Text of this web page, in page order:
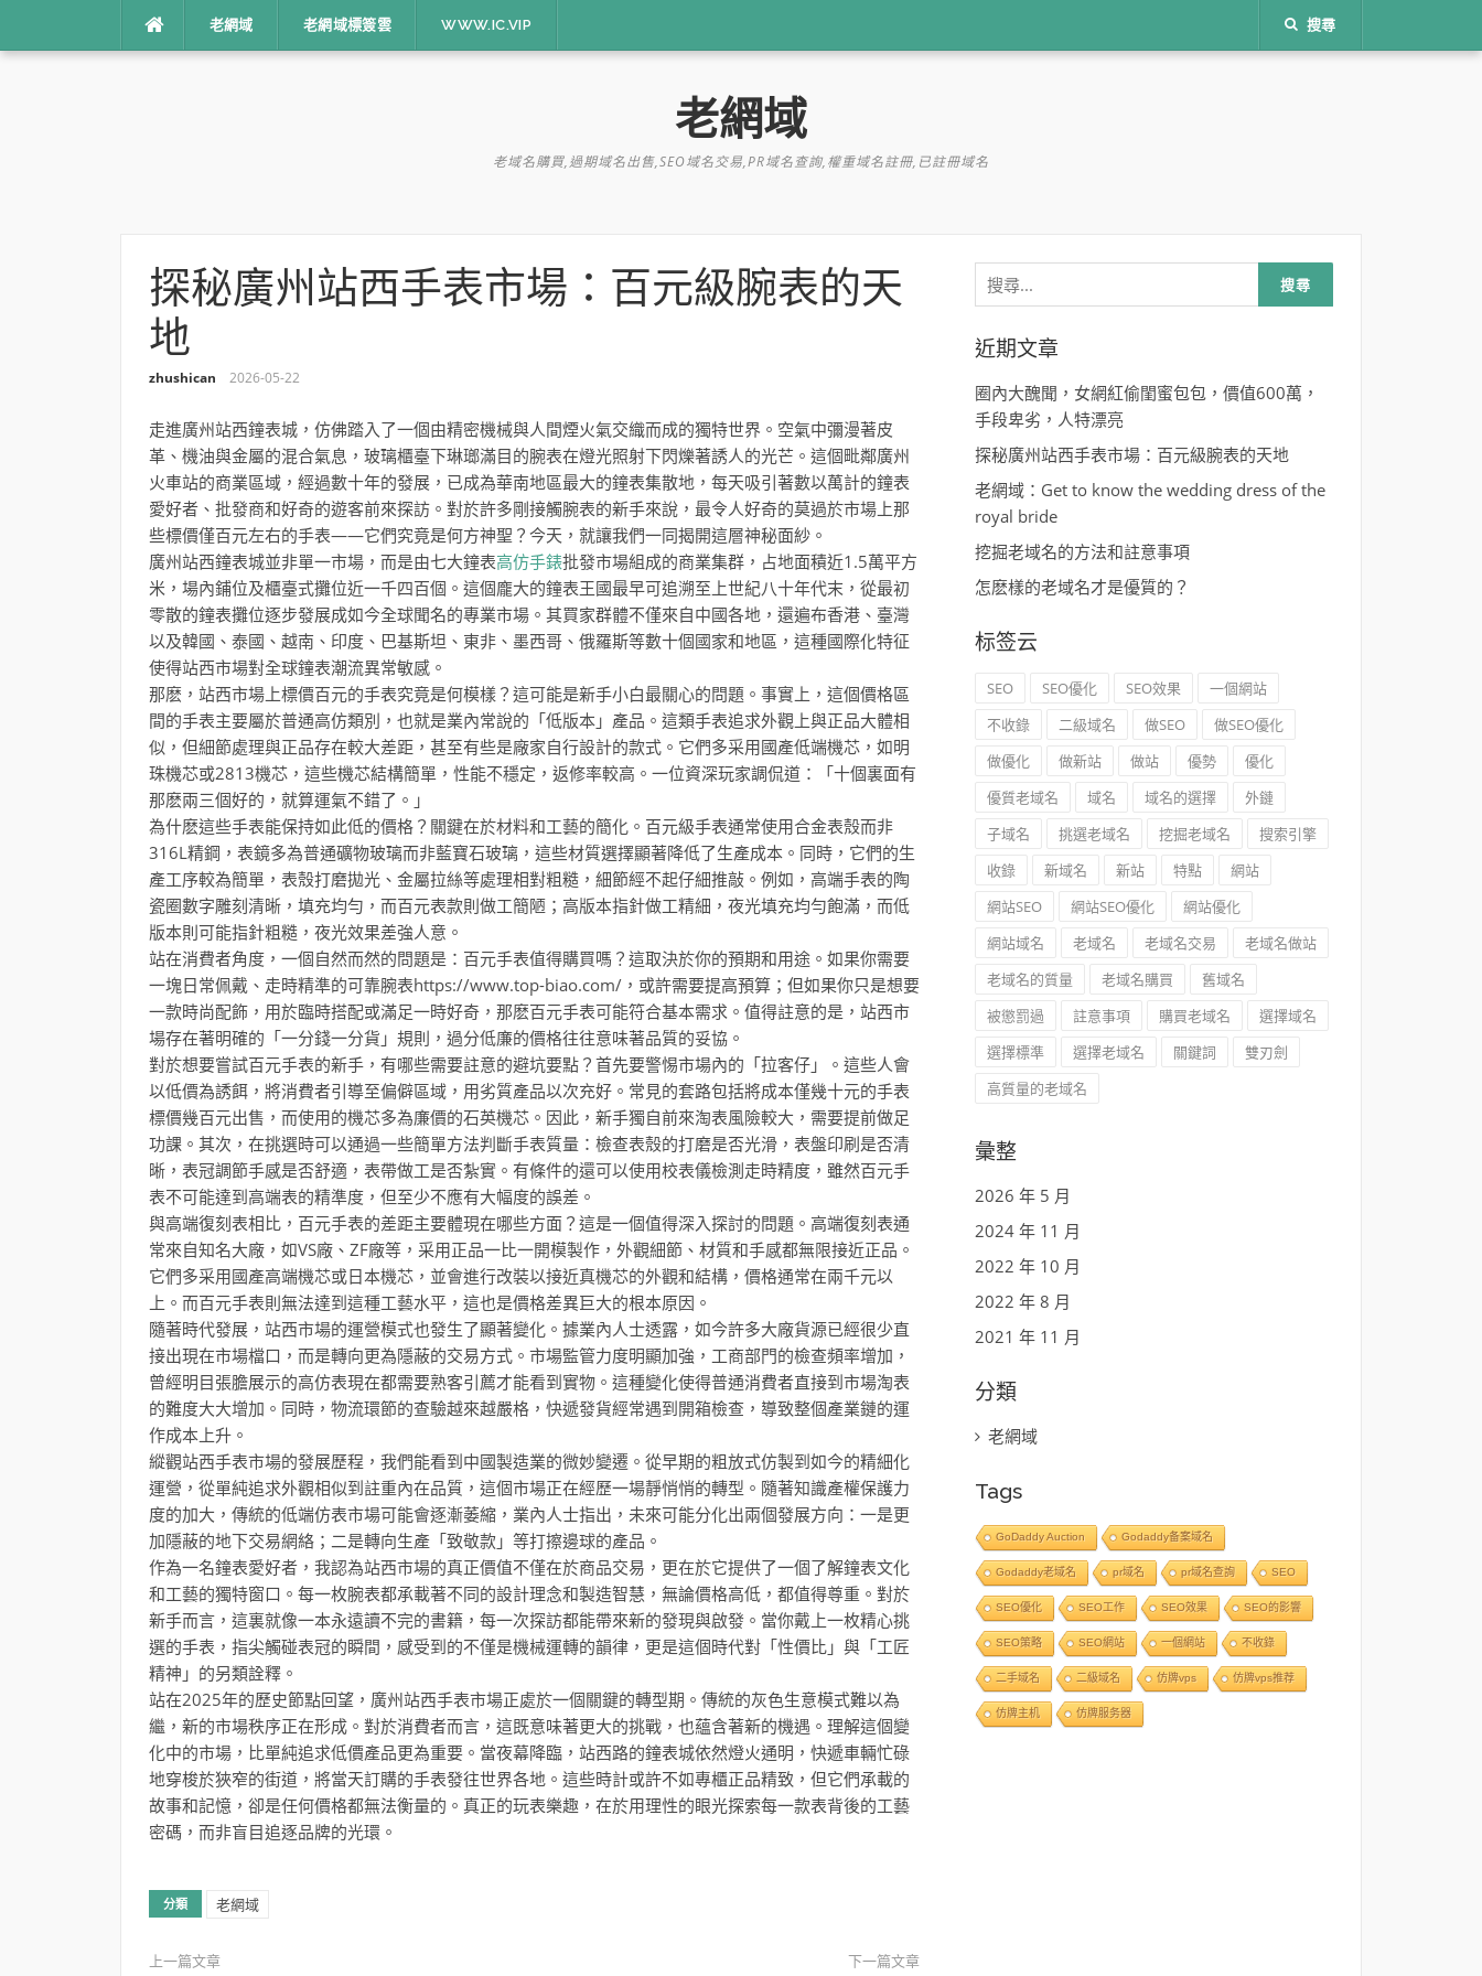
老網域 老網域標簽雲 WWW.IC.VIP 搜尋
老網域
老域名購買,過期域名出售,SEO域名交易,PR域名查詢,權重域名註冊,已註冊域名
探秘廣州站西手表市場：百元級腕表的天
地
zhushican 2026-05-22
走進廣州站西鐘表城，仿佛踏入了一個由精密機械與人間煙火氣交織而成的獨特世界。空氣中彌漫著皮
革、機油與金屬的混合氣息，玻璃櫃臺下琳瑯滿目的腕表在燈光照射下閃爍著誘人的光芒。這個毗鄰廣州
火車站的商業區域，經過數十年的發展，已成為華南地區最大的鐘表集散地，每天吸引著數以萬計的鐘表
愛好者、批發商和好奇的遊客前來探訪。對於許多剛接觸腕表的新手來說，最令人好奇的莫過於市場上那
些標價僅百元左右的手表——它們究竟是何方神聖？今天，就讓我們一同揭開這層神秘面紗。
廣州站西鐘表城並非單一市場，而是由七大鐘表高仿手錶批發市場組成的商業集群，占地面積近1.5萬平方
米，場內鋪位及櫃臺式攤位近一千四百個。這個龐大的鐘表王國最早可追溯至上世紀八十年代末，從最初
零散的鐘表攤位逐步發展成如今全球聞名的專業市場。其買家群體不僅來自中國各地，還遍布香港、臺灣
以及韓國、泰國、越南、印度、巴基斯坦、東非、墨西哥、俄羅斯等數十個國家和地區，這種國際化特征
使得站西市場對全球鐘表潮流異常敏感。
那麽，站西市場上標價百元的手表究竟是何模樣？這可能是新手小白最關心的問題。事實上，這個價格區
間的手表主要屬於普通高仿類別，也就是業內常說的「低版本」產品。這類手表追求外觀上與正品大體相
似，但細節處理與正品存在較大差距，甚至有些是廠家自行設計的款式。它們多采用國產低端機芯，如明
珠機芯或2813機芯，這些機芯結構簡單，性能不穩定，返修率較高。一位資深玩家調侃道：「十個裏面有
那麽兩三個好的，就算運氣不錯了。」
為什麽這些手表能保持如此低的價格？關鍵在於材料和工藝的簡化。百元級手表通常使用合金表殼而非
316L精鋼，表鏡多為普通礦物玻璃而非藍寶石玻璃，這些材質選擇顯著降低了生產成本。同時，它們的生
產工序較為簡單，表殼打磨拋光、金屬拉絲等處理相對粗糙，細節經不起仔細推敲。例如，高端手表的陶
瓷圈數字雕刻清晰，填充均勻，而百元表款則做工簡陋；高版本指針做工精細，夜光填充均勻飽滿，而低
版本則可能指針粗糙，夜光效果差強人意。
站在消費者角度，一個自然而然的問題是：百元手表值得購買嗎？這取決於你的預期和用途。如果你需要
一塊日常佩戴、走時精準的可靠腕表https://www.top-biao.com/，或許需要提高預算；但如果你只是想要
一款時尚配飾，用於臨時搭配或滿足一時好奇，那麽百元手表可能符合基本需求。值得註意的是，站西市
場存在著明確的「一分錢一分貨」規則，過分低廉的價格往往意味著品質的妥協。
對於想要嘗試百元手表的新手，有哪些需要註意的避坑要點？首先要警惕市場內的「拉客仔」。這些人會
以低價為誘餌，將消費者引導至偏僻區域，用劣質產品以次充好。常見的套路包括將成本僅幾十元的手表
標價幾百元出售，而使用的機芯多為廉價的石英機芯。因此，新手獨自前來淘表風險較大，需要提前做足
功課。其次，在挑選時可以通過一些簡單方法判斷手表質量：檢查表殼的打磨是否光滑，表盤印刷是否清
晰，表冠調節手感是否舒適，表帶做工是否紮實。有條件的還可以使用校表儀檢測走時精度，雖然百元手
表不可能達到高端表的精準度，但至少不應有大幅度的誤差。
與高端復刻表相比，百元手表的差距主要體現在哪些方面？這是一個值得深入探討的問題。高端復刻表通
常來自知名大廠，如VS廠、ZF廠等，采用正品一比一開模製作，外觀細節、材質和手感都無限接近正品。
它們多采用國產高端機芯或日本機芯，並會進行改裝以接近真機芯的外觀和結構，價格通常在兩千元以
上。而百元手表則無法達到這種工藝水平，這也是價格差異巨大的根本原因。
隨著時代發展，站西市場的運營模式也發生了顯著變化。據業內人士透露，如今許多大廠貨源已經很少直
接出現在市場檔口，而是轉向更為隱蔽的交易方式。市場監管力度明顯加強，工商部門的檢查頻率增加，
曾經明目張膽展示的高仿表現在都需要熟客引薦才能看到實物。這種變化使得普通消費者直接到市場淘表
的難度大大增加。同時，物流環節的查驗越來越嚴格，快遞發貨經常遇到開箱檢查，導致整個產業鏈的運
作成本上升。
縱觀站西手表市場的發展歷程，我們能看到中國製造業的微妙變遷。從早期的粗放式仿製到如今的精細化
運營，從單純追求外觀相似到註重內在品質，這個市場正在經歷一場靜悄悄的轉型。隨著知識產權保護力
度的加大，傳統的低端仿表市場可能會逐漸萎縮，業內人士指出，未來可能分化出兩個發展方向：一是更
加隱蔽的地下交易網絡；二是轉向生產「致敬款」等打擦邊球的產品。
作為一名鐘表愛好者，我認為站西市場的真正價值不僅在於商品交易，更在於它提供了一個了解鐘表文化
和工藝的獨特窗口。每一枚腕表都承載著不同的設計理念和製造智慧，無論價格高低，都值得尊重。對於
新手而言，這裏就像一本永遠讀不完的書籍，每一次探訪都能帶來新的發現與啟發。當你戴上一枚精心挑
選的手表，指尖觸碰表冠的瞬間，感受到的不僅是機械運轉的韻律，更是這個時代對「性價比」與「工匠
精神」的另類詮釋。
站在2025年的歷史節點回望，廣州站西手表市場正處於一個關鍵的轉型期。傳統的灰色生意模式難以為
繼，新的市場秩序正在形成。對於消費者而言，這既意味著更大的挑戰，也蘊含著新的機遇。理解這個變
化中的市場，比單純追求低價產品更為重要。當夜幕降臨，站西路的鐘表城依然燈火通明，快遞車輛忙碌
地穿梭於狹窄的街道，將當天訂購的手表發往世界各地。這些時計或許不如專櫃正品精致，但它們承載的
故事和記憶，卻是任何價格都無法衡量的。真正的玩表樂趣，在於用理性的眼光探索每一款表背後的工藝
密碼，而非盲目追逐品牌的光環。
分類 老網域
上一篇文章 下一篇文章
搜
尋
關
字:
近期文章
圈內大醜聞，女網紅偷閨蜜包包，價值600萬，
手段卑劣，人特漂亮
探秘廣州站西手表市場：百元級腕表的天地
老網域：Get to know the wedding dress of the
royal bride
挖掘老域名的方法和註意事項
怎麽樣的老域名才是優質的？
标签云
SEO SEO優化 SEO效果
一個網站
不收錄
二級域名 做SEO
做SEO優化
做優化
做新站 做站 優勢
優化
優質老域名
域名 域名的選擇
外鏈
子域名
挑選老域名 挖掘老域名
搜索引擎
收錄
新域名 新站 特點
網站
網站SEO
網站SEO優化
網站優化
網站域名
老域名 老域名交易
老域名做站
老域名的質量
老域名購買
舊域名
被懲罰過
註意事項 購買老域名
選擇域名
選擇標準
選擇老域名 關鍵詞
雙刃劍
高質量的老域名
彙整
2026 年 5 月
2024 年 11 月
2022 年 10 月
2022 年 8 月
2021 年 11 月
分類
老網域
Tags
GoDaddy Auction Godaddy备案域名
Godaddy老域名 pr域名 pr域名查詢 SEO
SEO優化 SEO工作 SEO效果 SEO的影響
SEO策略 SEO網站 一個網站 不收錄
二手域名 二級域名 仿牌vps 仿牌vps推荐
仿牌主机 仿牌服务器